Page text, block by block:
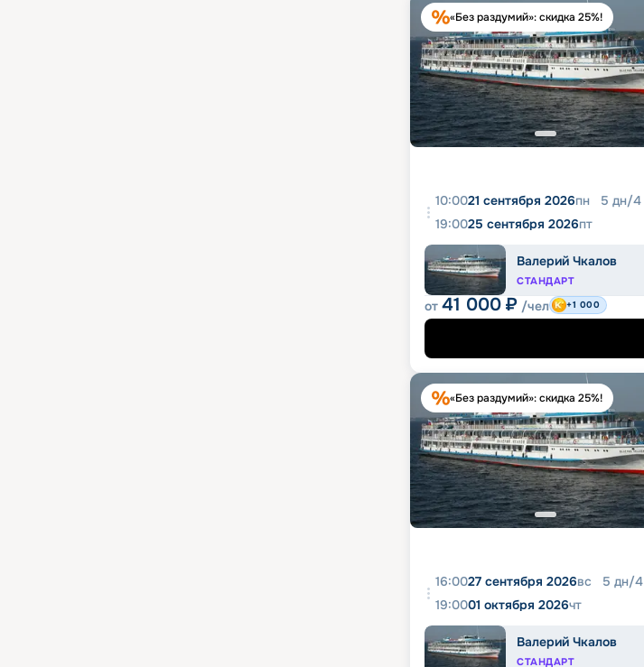
«Без раздумий»: скидка 25%!
10:0021 сентября 2026пн 5 дн/4
19:0025 сентября 2026пт
Валерий Чкалов
СТАНДАРТ
от 41 000 ₽ /чел +1 000
«Без раздумий»: скидка 25%!
16:0027 сентября 2026вс 5 дн/4
19:0001 октября 2026чт
Валерий Чкалов
СТАНДАРТ